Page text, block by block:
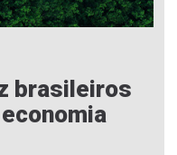
brasileiros